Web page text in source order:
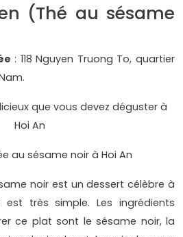
(Thé au sésame
: 118 Nguyen Truong To, quartier
au sésame noir à Hoi An
noir est un dessert célèbre à
très simple. Les ingrédients
ce plat sont le sésame noir, la